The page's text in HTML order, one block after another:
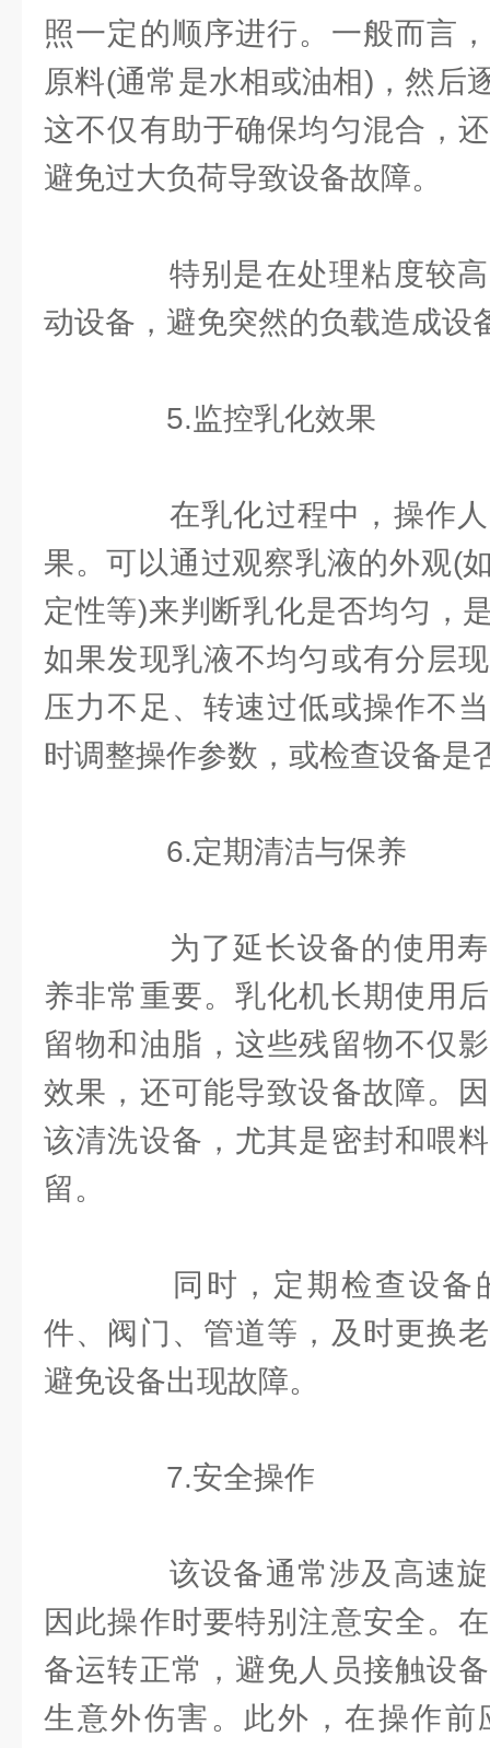
照一定的顺序进行。一般而言
原料(通常是水相或油相)，然后
这不仅有助于确保均匀混合，
避免过大负荷导致设备故障。
特别是在处理粘度较高
动设备，避免突然的负载造成设
5.监控乳化效果
在乳化过程中，操作人
果。可以通过观察乳液的外观(
定性等)来判断乳化是否均匀，
如果发现乳液不均匀或有分层
压力不足、转速过低或操作不
时调整操作参数，或检查设备是
6.定期清洁与保养
为了延长设备的使用寿
养非常重要。乳化机长期使用
留物和油脂，这些残留物不仅
效果，还可能导致设备故障。
该清洗设备，尤其是密封和喂
留。
同时，定期检查设备
件、阀门、管道等，及时更换
避免设备出现故障。
7.安全操作
该设备通常涉及高速旋
因此操作时要特别注意安全。
备运转正常，避免人员接触设
生意外伤害。此外，在操作前